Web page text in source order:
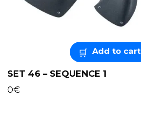
Add to cart
SET 46 – SEQUENCE 1
0€